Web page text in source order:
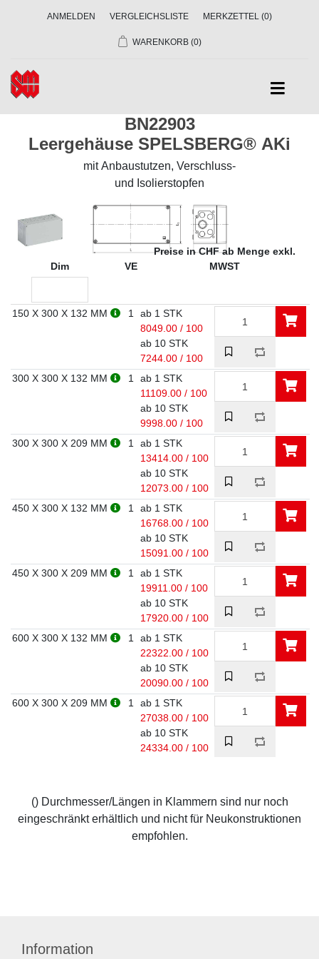
ANMELDEN VERGLEICHSLISTE MERKZETTEL (0)
WARENKORB (0)
BN22903
Leergehäuse SPELSBERG® AKi
mit Anbaustutzen, Verschluss-
und Isolierstopfen
Dim VE
Preise in CHF ab Menge exkl.
MWST
150 X 300 X 132 MM 1
ab 1 STK
8049.00 / 100
ab 10 STK
7244.00 / 100
300 X 300 X 132 MM
1
ab 1 STK
11109.00 / 100
ab 10 STK
9998.00 / 100
300 X 300 X 209 MM
1
ab 1 STK
13414.00 / 100
ab 10 STK
12073.00 / 100
450 X 300 X 132 MM
1
ab 1 STK
16768.00 / 100
ab 10 STK
15091.00 / 100
450 X 300 X 209 MM
1
ab 1 STK
19911.00 / 100
ab 10 STK
17920.00 / 100
600 X 300 X 132 MM
1
ab 1 STK
22322.00 / 100
ab 10 STK
20090.00 / 100
600 X 300 X 209 MM
1
ab 1 STK
27038.00 / 100
ab 10 STK
24334.00 / 100
() Durchmesser/Längen in Klammern sind nur noch
eingeschränkt erhältlich und nicht für Neukonstruktionen
empfohlen.
Information